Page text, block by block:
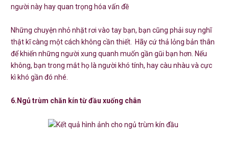
người này hay quan trọng hóa vấn đề
Những chuyện nhỏ nhặt rơi vào tay bạn, bạn cũng phải suy nghĩ
thật kĩ càng một cách không cần thiết. Hãy cứ thả lỏng bản thân
để khiến những người xung quanh muốn gần gũi bạn hơn. Nếu
không, bạn trong mắt họ là người khó tính, hay càu nhàu và cực
kì khó gần đó nhé.
6.Ngủ trùm chăn kín từ đầu xuống chân